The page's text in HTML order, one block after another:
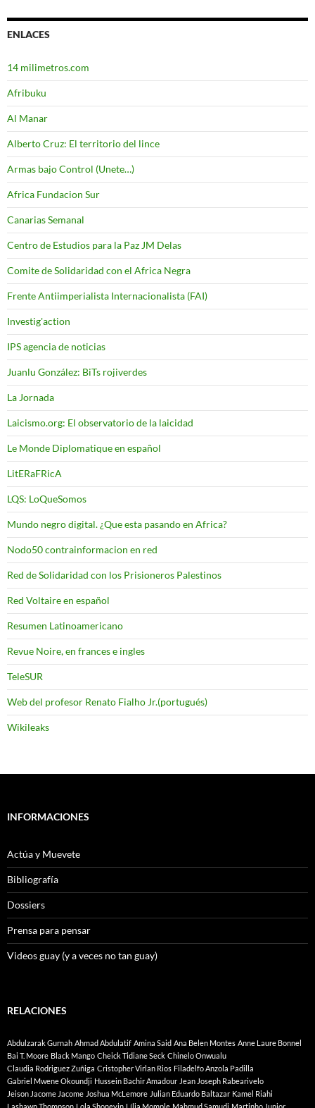
ENLACES
14 milimetros.com
Afribuku
Al Manar
Alberto Cruz: El territorio del lince
Armas bajo Control (Unete…)
Africa Fundacion Sur
Canarias Semanal
Centro de Estudios para la Paz JM Delas
Comite de Solidaridad con el Africa Negra
Frente Antiimperialista Internacionalista (FAI)
Investig'action
IPS agencia de noticias
Juanlu González: BiTs rojiverdes
La Jornada
Laicismo.org: El observatorio de la laicidad
Le Monde Diplomatique en español
LitERaFRicA
LQS: LoQueSomos
Mundo negro digital. ¿Que esta pasando en Africa?
Nodo50 contrainformacion en red
Red de Solidaridad con los Prisioneros Palestinos
Red Voltaire en español
Resumen Latinoamericano
Revue Noire, en frances e ingles
TeleSUR
Web del profesor Renato Fialho Jr.(portugués)
Wikileaks
INFORMACIONES
Actúa y Muevete
Bibliografía
Dossiers
Prensa para pensar
Videos guay (y a veces no tan guay)
RELACIONES
Abdulzarak Gurnah Ahmad Abdulatif Amina Said Ana Belen Montes Anne Laure Bonnel
Bai T. Moore Black Mango Cheick Tidiane Seck Chinelo Onwualu
Claudia Rodriguez Zuñiga Cristopher Virlan Rios Filadelfo Anzola Padilla
Gabriel Mwene Okoundji Hussein Bachir Amadour Jean Joseph Rabearivelo
Jeison Jacome Jacome Joshua McLemore Julian Eduardo Baltazar Kamel Riahi